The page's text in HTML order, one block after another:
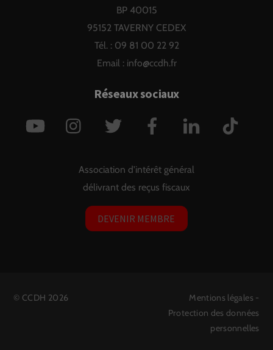
BP 40015
95152 TAVERNY CEDEX
Tél. : 09 81 00 22 92
Email : info@ccdh.fr
Réseaux sociaux
YouTube Instagram Twitter Facebook LinkedIn
Association d'intérêt général
délivrant des reçus fiscaux
DEVENIR MEMBRE
© CCDH 2026 Mentions légales -
Protection des données
personnelles